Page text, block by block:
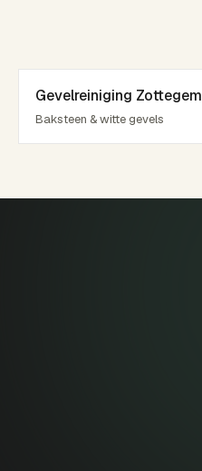
Gevelreiniging Zottegem
Baksteen & witte gevels